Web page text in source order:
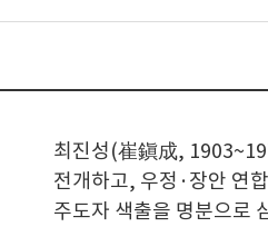
최진성(崔鎭成,
전개하고, 우정·장안 연
주도자 색출을 명분으로